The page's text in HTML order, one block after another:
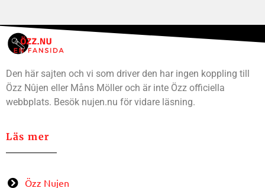
Den här sajten och vi som driver den har ingen koppling till
Özz Nûjen eller Måns Möller och är inte Özz officiella
webbplats. Besök nujen.nu för vidare läsning.
Läs mer
Özz Nujen